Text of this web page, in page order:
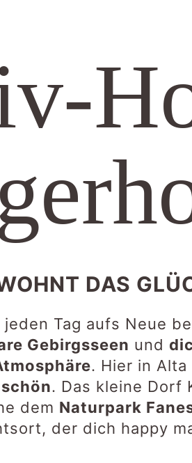
DAS
Tag aufs Neue
Gebirgsseen und
. Hier in Alta
. Das kleine Dorf
dem Naturpark
der dich happy